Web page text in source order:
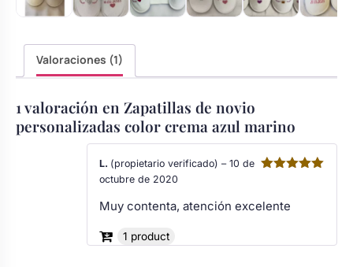
Valoraciones (1)
1 valoración en Zapatillas de novio
personalizadas color crema azul marino
L. (propietario verificado) – 10 de
octubre de 2020
Muy contenta, atención excelente
1 product